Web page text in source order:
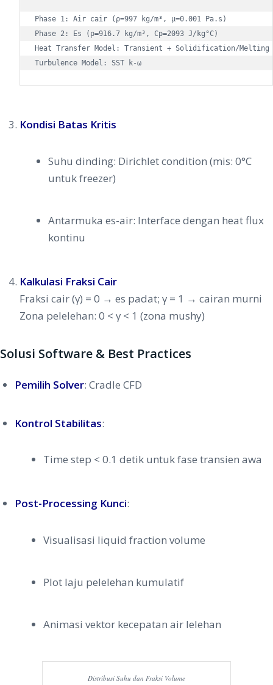
Phase 1: Air cair (ρ=997 kg/m³, μ=0.001 Pa.s)
Phase 2: Es (ρ=916.7 kg/m³, Cp=2093 J/kg°C)
Heat Transfer Model: Transient + Solidification/
Turbulence Model: SST k-ω
Kondisi Batas Kritis
Suhu dinding: Dirichlet condition (mis: 0°C
untuk freezer)
Antarmuka es-air: Interface dengan heat flux
kontinu
Kalkulasi Fraksi Cair
Fraksi cair (γ) = 0 → es padat; γ = 1 → cairan murni
Zona pelelehan: 0 < γ < 1 (zona mushy)
Solusi Software & Best Practices
Pemilih Solver: Cradle CFD
Kontrol Stabilitas:
Time step < 0.1 detik untuk fase transien awa
Post-Processing Kunci:
Visualisasi liquid fraction volume
Plot laju pelelehan kumulatif
Animasi vektor kecepatan air lelehan
Distribusi Suhu dan Fraksi Volume